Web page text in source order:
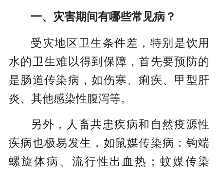
一、灾害期间有哪些常见病？
受灾地区卫生条件差，特别是饮用
水的卫生难以得到保障，首先要预防的
是肠道传染病，如伤寒、痢疾、甲型肝
炎、其他感染性腹泻等。
另外，人畜共患疾病和自然疫源性
疾病也极易发生，如鼠媒传染病：钩端
螺旋体病、流行性出血热；蚊媒传染